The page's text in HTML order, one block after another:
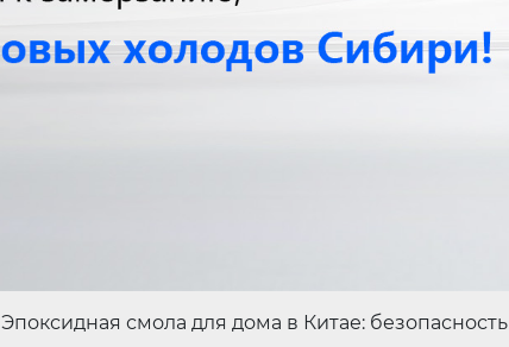
Эпоксидная смола для дома в Китае: безопасность